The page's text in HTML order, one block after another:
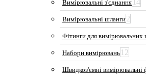
Вимірювальні з'єднання
Вимірювальні шланги2
Фітинги для вимірювальних
Набори вимірювань 12
Швидкоз'ємні вимірювальні